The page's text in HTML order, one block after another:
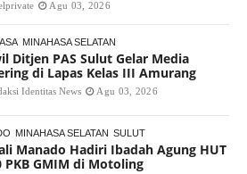
Agu 03, 2026
MINAHASA SELATAN
Ditjen PAS Sulut Gelar Media
di Lapas Kelas III Amurang
Identitas News Agu 03, 2026
MINAHASA SELATAN SULUT
Manado Hadiri Ibadah Agung HUT
PKB GMIM di Motoling